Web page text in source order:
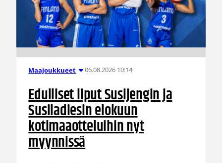
Maajoukkueet 06.08.2026 10:14
Edulliset liput Susijengin ja
Susiladiesin elokuun
kotimaaotteluihin nyt
myynnissä